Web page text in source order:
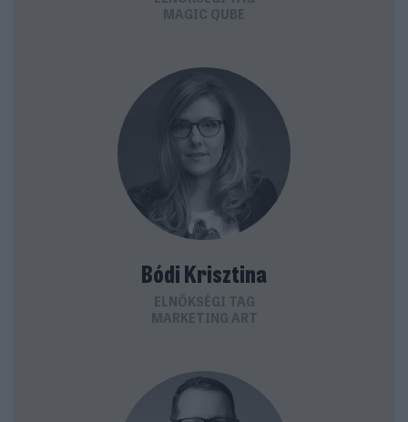
MAGIC QUBE
Bódi Krisztina
ELNÖKSÉGI TAG
MARKETING ART